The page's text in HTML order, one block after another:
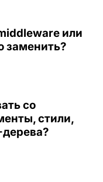
или
заменить?
со
стили,